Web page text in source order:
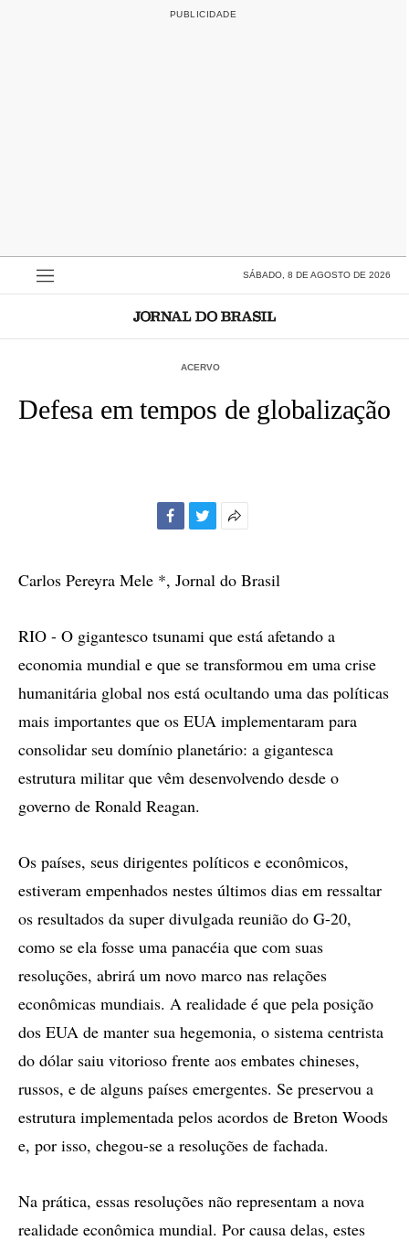
SÁBADO, 8 DE AGOSTO DE 2026
ACERVO
Defesa em tempos de globalização
compartilhamento
Carlos Pereyra Mele *, Jornal do Brasil
RIO - O gigantesco tsunami que está afetando a
economia mundial e que se transformou em uma crise
humanitária global nos está ocultando uma das políticas
mais importantes que os EUA implementaram para
consolidar seu domínio planetário: a gigantesca
estrutura militar que vêm desenvolvendo desde o
governo de Ronald Reagan.
Os países, seus dirigentes políticos e econômicos,
estiveram empenhados nestes últimos dias em ressaltar
os resultados da super divulgada reunião do G-20,
como se ela fosse uma panacéia que com suas
resoluções, abrirá um novo marco nas relações
econômicas mundiais. A realidade é que pela posição
dos EUA de manter sua hegemonia, o sistema centrista
do dólar saiu vitorioso frente aos embates chineses,
russos, e de alguns países emergentes. Se preservou a
estrutura implementada pelos acordos de Breton Woods
e, por isso, chegou-se a resoluções de fachada.
Na prática, essas resoluções não representam a nova
realidade econômica mundial. Por causa delas, estes